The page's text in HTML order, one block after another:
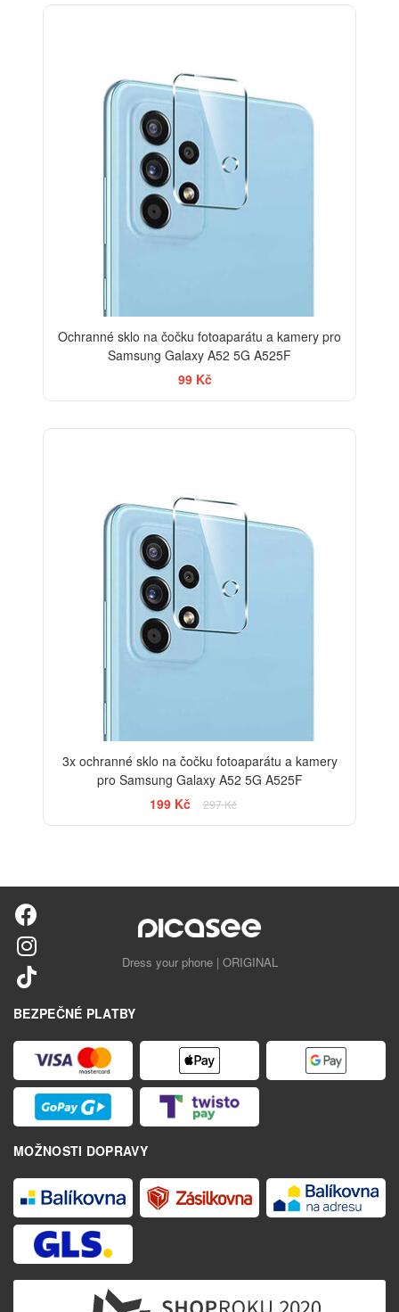
Ochranné sklo na čočku fotoaparátu a kamery pro
Samsung Galaxy A52 5G A525F
99 Kč
3x ochranné sklo na čočku fotoaparátu a kamery
pro Samsung Galaxy A52 5G A525F
199 Kč
297 Kč
Dress your phone | ORIGINAL
BEZPEČNÉ PLATBY
MOŽNOSTI DOPRAVY